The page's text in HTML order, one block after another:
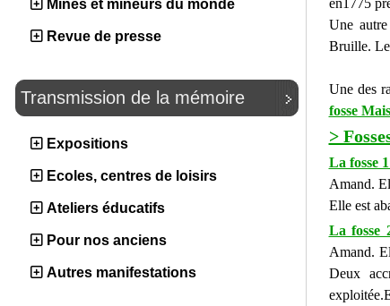
Mines et mineurs du monde
Revue de presse
Transmission de la mémoire
Expositions
Ecoles, centres de loisirs
Ateliers éducatifs
Pour nos anciens
Autres manifestations
Une autre
Bruille. Le
Une des
fosse
>
La fosse
Amand.
Elle est
La fosse
Amand.
Deux